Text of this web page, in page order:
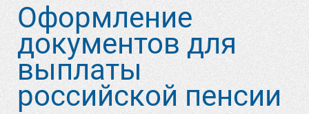
Оформление
документов для
выплаты
российской пенсии